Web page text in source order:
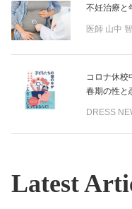
不妊治療と
医師 山中
コロナ休校
春期の性と
DRESS
Latest